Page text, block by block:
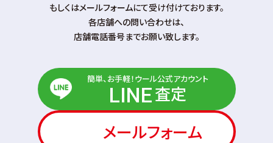
もしくはメールフォームにて受け付けております。
各店舗への問い合わせは、
店舗電話番号までお願い致します。
簡単、お手軽！ウール公式アカウント
LINE査定
メールフォーム